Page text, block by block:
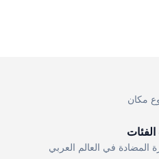
مكان
المضادة في العالم العربي